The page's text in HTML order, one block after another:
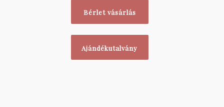
Bérlet vásárlás
Ajándékutalvány